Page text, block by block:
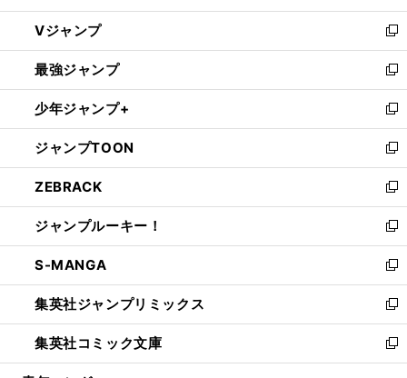
ウ
ィ
ン
ド
ウ
で
開
く
し
い
ウ
ィ
ン
ド
ウ
で
開
く
Vジャンプ
新
し
い
ウ
ィ
ン
ド
ウ
で
開
く
最強ジャンプ
新
し
い
ウ
ィ
ン
ド
ウ
で
開
く
少年ジャンプ+
新
し
い
ウ
ィ
ン
ド
ウ
で
開
く
ジャンプTOON
新
し
い
ウ
ィ
ン
ド
ウ
で
開
く
ZEBRACK
新
し
い
ウ
ィ
ン
ド
ウ
で
開
ジャンプルーキー！
新
し
い
ウ
ィ
ン
ド
ウ
S-MANGA
新
し
い
ウ
ィ
ン
集英社ジャンプリミックス
新
し
い
ウ
集英社コミック文庫
新
し